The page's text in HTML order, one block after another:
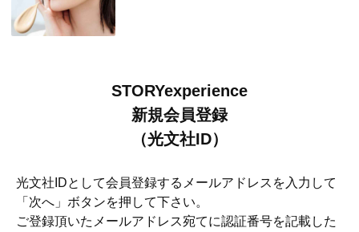
STORYexperience
新規会員登録
（光文社ID）
光文社IDとして会員登録するメールアドレスを入力して
「次へ」ボタンを押して下さい。
ご登録頂いたメールアドレス宛てに認証番号を記載した